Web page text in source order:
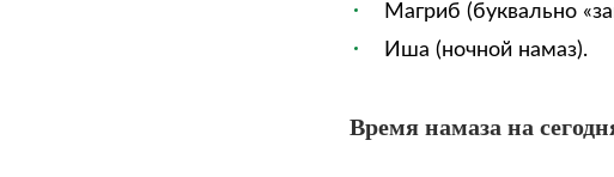
Магриб (буквально
Иша (ночной намаз).
Время намаза на